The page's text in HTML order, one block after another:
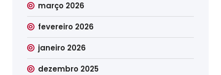
março 2026
fevereiro 2026
janeiro 2026
dezembro 2025